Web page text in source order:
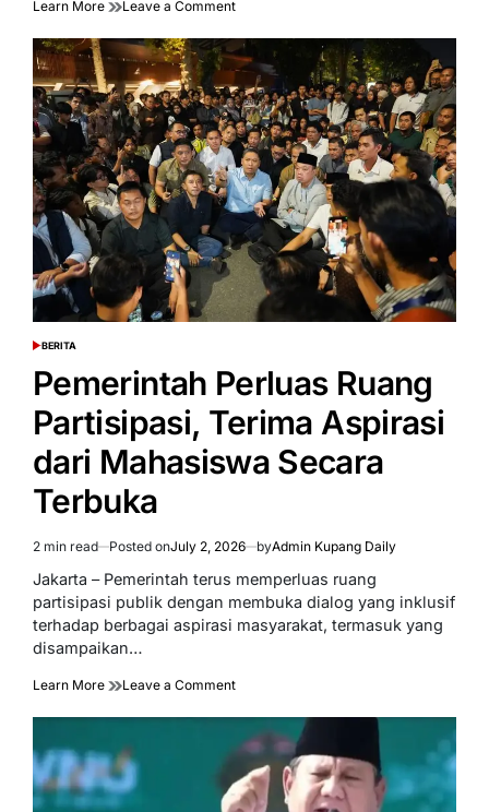
Learn More Leave a Commenton
Ajak
Publik
Sikapi
Isu
Ekonomi
secara
Objektif
di
Tengah
Aksi
Mahasiswa
POSTED
BERITA
Pemerintah Perluas Ruang
Partisipasi, Terima Aspirasi
dari Mahasiswa Secara
Terbuka
Estimated
read
time
2 min read Posted onJuly 2, 2026 byAdmin Kupang Daily
Jakarta – Pemerintah terus memperluas ruang
partisipasi publik dengan membuka dialog yang inklusif
terhadap berbagai aspirasi masyarakat, termasuk yang
disampaikan…
Learn More Leave a Commenton
Ruang
Partisipasi,
Terima
Aspirasi